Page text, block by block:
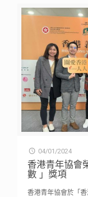
04/01/2024
香港青年協會
數 」獎項
香港青年協會於「